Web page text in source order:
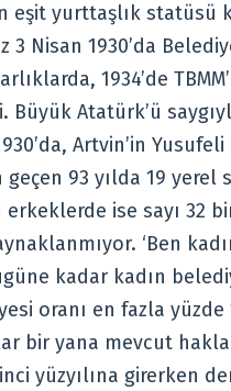
eşit yurttaşlık statüsü
3 Nisan 1930’da
1934’de
Büyük Atatürk’ü
Artvin’in
geçen 93 yılda 19
ise sayı 32
‘Ben
kadar kadın
oranı en fazla
bir yana mevcut
yüzyılına girerken